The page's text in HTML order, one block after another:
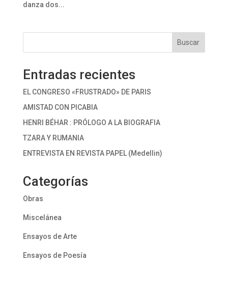
danza dos...
Buscar
Entradas recientes
EL CONGRESO «FRUSTRADO» DE PARIS
AMISTAD CON PICABIA
HENRI BÉHAR : PRÓLOGO A LA BIOGRAFIA
TZARA Y RUMANIA
ENTREVISTA EN REVISTA PAPEL (Medellin)
Categorías
Obras
Miscelánea
Ensayos de Arte
Ensayos de Poesía